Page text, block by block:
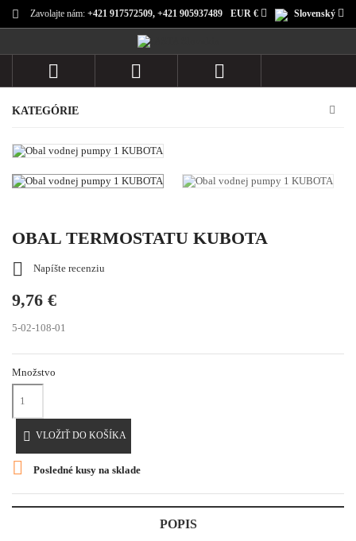
Zavolajte nám: +421 917572509, +421 905937489 Slovenský
EUR €
  
KATEGÓRIE
OBAL TERMOSTATU KUBOTA
 Napíšte recenziu
9,76 €
5-02-108-01
Množstvo
 VLOŽIŤ DO KOŠÍKA
 Posledné kusy na sklade
POPIS